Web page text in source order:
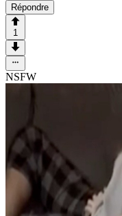
Répondre
1
NSFW